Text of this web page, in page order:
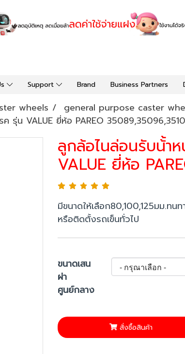
Support Brand Business Partners
wheels general purpose caster
รุ่น VALUE ยี่ห้อ PAREO
ลูกล้อไนล่อนรับน้้า
VALUE ยี่ห้อ
มีขนาดให้เลือก80,100,125มม.ทน
หรือติดตั้งรถเข็นทั่วไป
ขนาดเสน
ผ่า
ศูนย์กลาง
สั่งซื้อสินค้า